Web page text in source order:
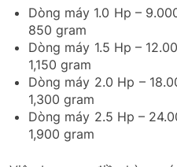
Dòng máy 1.0 Hp –
850 gram
Dòng máy 1.5 Hp –
1,150 gram
Dòng máy 2.0 Hp –
1,300 gram
Dòng máy 2.5 Hp –
1,900 gram